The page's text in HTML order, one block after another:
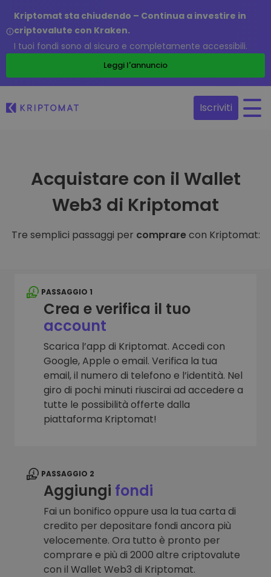
Kriptomat sta chiudendo – Continua a investire in
criptovalute con Kraken.
I tuoi fondi sono al sicuro e completamente accessibili.
Leggi l'annuncio
Iscriviti
Acquistare con il Wallet
Web3 di Kriptomat
Tre semplici passaggi per comprarecon Kriptomat:
PASSAGGIO 1
Crea e verifica il tuo
account
Scarica l’app di Kriptomat. Accedi con
Google, Apple o email. Verifica la tua
email, il numero di telefono e l’identità. Nel
giro di pochi minuti riuscirai ad accedere a
tutte le possibilità offerte dalla
piattaforma Kriptomat!
PASSAGGIO 2
Aggiungi fondi
Fai un bonifico oppure usa la tua carta di
credito per depositare fondi ancora più
velocemente. Ora tutto è pronto per
comprare e più di 2000 altre criptovalute
con il Wallet Web3 di Kriptomat.